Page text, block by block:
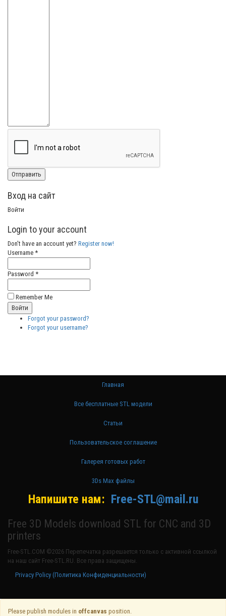
Вход на сайт
Войти
Login to your account
Don't have an account yet? Register now!
Username *
Password *
Remember Me
Forgot your password?
Forgot your username?
Главная
Все бесплатные STL модели
Статьи
Пользовательское соглашение
Галерея готовых работ
3Ds Max файлы
Напишите нам: Free-STL@mail.ru
Free 3D Models download STL for CNC and 3D
printers
Free-STL.COM ©2026 Перепечатка разрешается только с активной ссылкой
на наш сайт Free-STL.RU. Все права защищены.
Privacy Policy (Политика Конфиденциальности)
Please publish modules in offcanvas position.